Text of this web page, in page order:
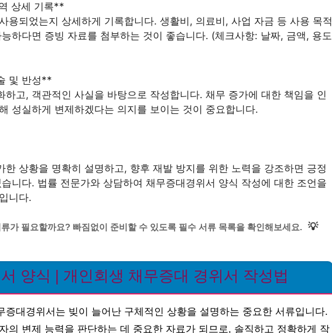
상세 기록**
용되었는지 상세하게 기록합니다. 생활비, 의료비, 사업 자금 등 사용 목적
하다면 증빙 자료를 첨부하는 것이 좋습니다. (체크사항: 날짜, 금액, 용도
및 반성**
하고, 객관적인 사실을 바탕으로 작성합니다. 채무 증가에 대한 책임을 인
성실하게 변제하겠다는 의지를 보이는 것이 중요합니다.
한 상황을 명확히 설명하고, 향후 재발 방지를 위한 노력을 강조하면 긍정
니다. 법률 전문가와 상담하여 채무증대경위서 양식 작성에 대한 조언을
니다.
가 필요할까요? 빠짐없이 준비할 수 있도록 필수 서류 목록을 확인해보세요. 💡
양식 | 개인회생 채무증대 경위서 작성법
증대경위서는 빚이 늘어난 구체적인 상황을 설명하는 중요한 서류입니다.
의 변제 능력을 판단하는 데 중요한 자료가 되므로, 솔직하고 정확하게 작